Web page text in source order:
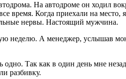
На автодроме он ходил
время. Когда приехали на
нервы. Настоящий мужчина.
неделю. А менеджер, услышав
одно. Так как в один день мне
разбивку.